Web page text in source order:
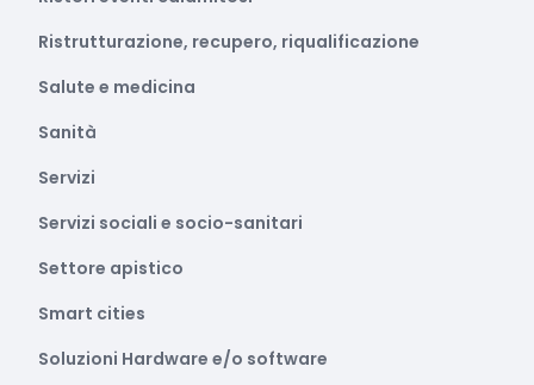
Ristrutturazione, recupero, riqualificazione
Salute e medicina
Sanità
Servizi
Servizi sociali e socio-sanitari
Settore apistico
Smart cities
Soluzioni Hardware e/o software